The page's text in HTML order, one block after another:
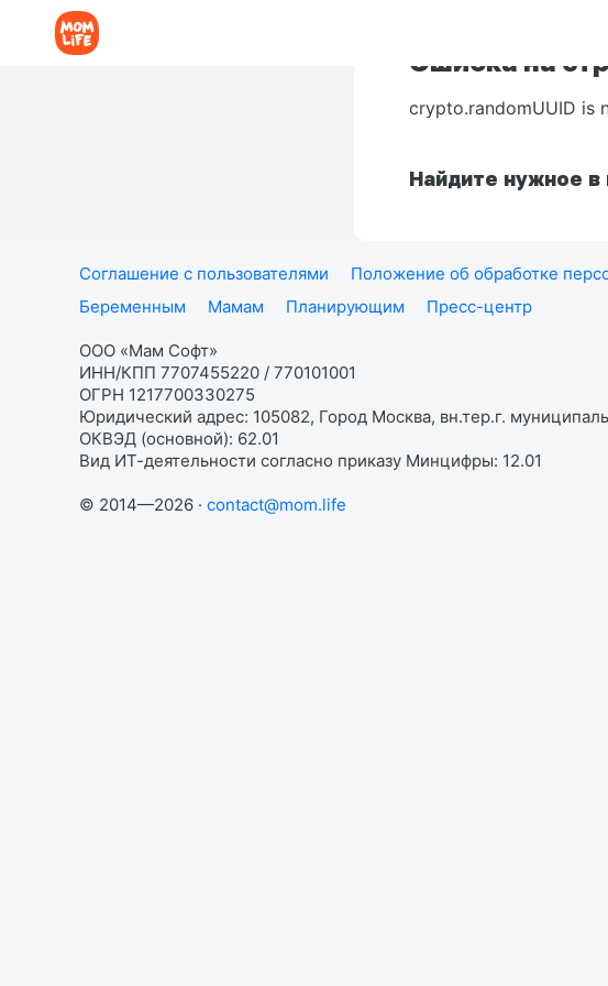
Ошибка на
crypto.randomUUID is
Найдите нужное в
Соглашение с пользователями Положение об обработке
Беременным
Мамам Планирующим Пресс-центр
ООО «Мам Софт»
ИНН/КПП 7707455220 / 770101001
ОГРН 1217700330275
Юридический адрес: 105082, Город Москва, вн.тер.г.
ОКВЭД (основной): 62.01
Вид ИТ-деятельности согласно приказу Минцифры: 12.01
© 2014—2026 · contact@mom.life